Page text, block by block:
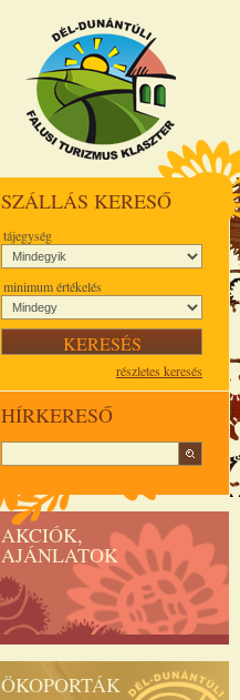
SZÁLLÁS KERESŐ
tájegység
minimum értékelés
részletes keresés
HÍRKERESŐ
AKCIÓK,
AJÁNLATOK
ÖKOPORTÁK